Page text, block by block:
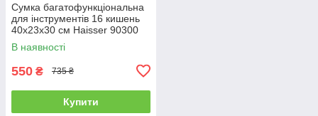
Сумка багатофункціональна
для інструментів 16 кишень
40х23х30 см Haisser 90300
В наявності
550 ₴ 735 ₴
Купити